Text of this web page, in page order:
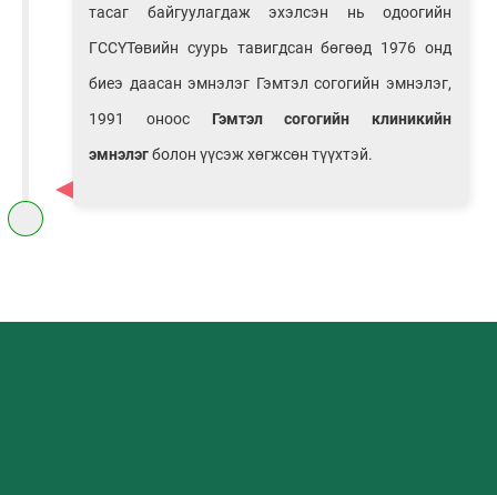
тасаг байгуулагдаж эхэлсэн нь одоогийн
ГССҮТөвийн суурь тавигдсан бөгөөд 1976 онд
биеэ даасан эмнэлэг Гэмтэл согогийн эмнэлэг,
1991 оноос Гэмтэл согогийн клиникийн
эмнэлэгболон үүсэж хөгжсөн түүхтэй.